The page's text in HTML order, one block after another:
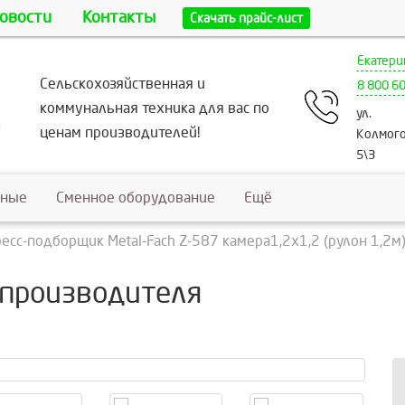
Контакты Скачать прайс-лист
Сельскохозяйственная и
коммунальная техника для вас по
ценам производителей!
8 800
ул.
5\3
Сменное оборудование Ещё
подборщик Metal-Fach Z-587 камера1,2х1,2 (рулон 1,2м)